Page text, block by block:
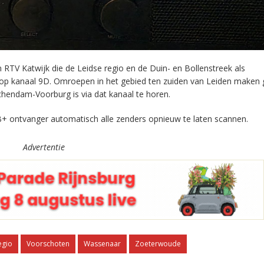
Katwijk die de Leidse regio en de Duin- en Bollenstreek als
kanaal 9D. Omroepen in het gebied ten zuiden van Leiden maken
Voorburg is via dat kanaal te horen.
ontvanger automatisch alle zenders opnieuw te laten scannen.
Advertentie
Voorschoten Wassenaar Zoeterwoude